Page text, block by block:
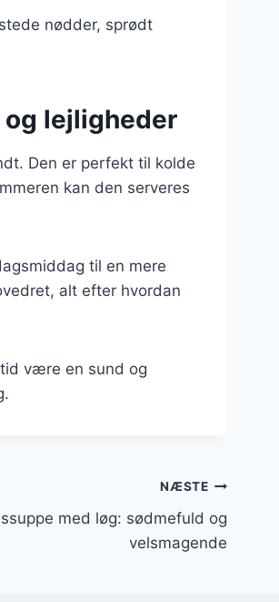
nødder, sprødt
lejligheder
Den er perfekt til kolde
kan den serveres
til en mere
alt efter hvordan
være en sund og
NÆSTE
med løg: sødmefuld og
velsmagende